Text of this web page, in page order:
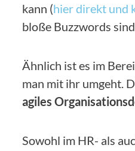
kann (hier direkt und
bloße Buzzwords sind.
Ähnlich ist es im
man mit ihr umgeht.
agiles
Sowohl im HR- als